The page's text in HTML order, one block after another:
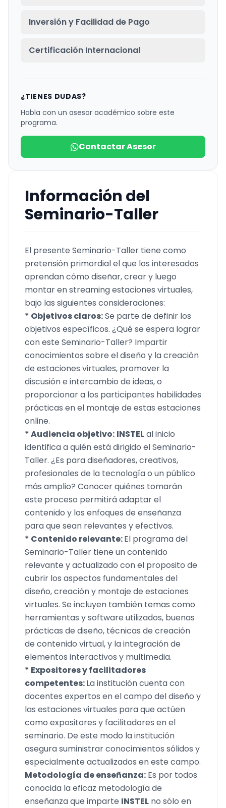
Información del
Seminario-Taller
El presente Seminario-Taller tiene como
pretensión primordial el que los interesados
aprendan cómo diseñar, crear y luego
montar en streaming estaciones virtuales,
bajo las siguientes consideraciones:
* Objetivos claros:Se parte de definir los
objetivos específicos. ¿Qué se espera lograr
con este Seminario-Taller? Impartir
conocimientos sobre el diseño y la creación
de estaciones virtuales, promover la
discusión e intercambio de ideas, o
proporcionar a los participantes habilidades
prácticas en el montaje de estas estaciones
online.
* Audiencia objetivo: INSTELal inicio
identifica a quién está dirigido el Seminario-
Taller. ¿Es para diseñadores, creativos,
profesionales de la tecnología o un público
más amplio? Conocer quiénes tomarán
este proceso permitirá adaptar el
contenido y los enfoques de enseñanza
para que sean relevantes y efectivos.
* Contenido relevante:El programa del
Seminario-Taller tiene un contenido
relevante y actualizado con el proposito de
cubrir los aspectos fundamentales del
diseño, creación y montaje de estaciones
virtuales. Se incluyen también temas como
herramientas y software utilizados, buenas
prácticas de diseño, técnicas de creación
de contenido virtual, y la integración de
elementos interactivos y multimedia.
* Expositores y facilitadores
competentes:La institución cuenta con
docentes expertos en el campo del diseño y
las estaciones virtuales para que actúen
como expositores y facilitadores en el
seminario. De este modo la institución
asegura suministrar conocimientos sólidos y
especialmente actualizados en este campo.
Metodología de enseñanza: Es por todos
conocida la eficaz metodología de
enseñanza que imparte INSTEL no sólo en
Inversión y Facilidad de Pago
Certificación Internacional
¿TIENES DUDAS?
Habla con un asesor académico sobre este
programa.
Contactar Asesor